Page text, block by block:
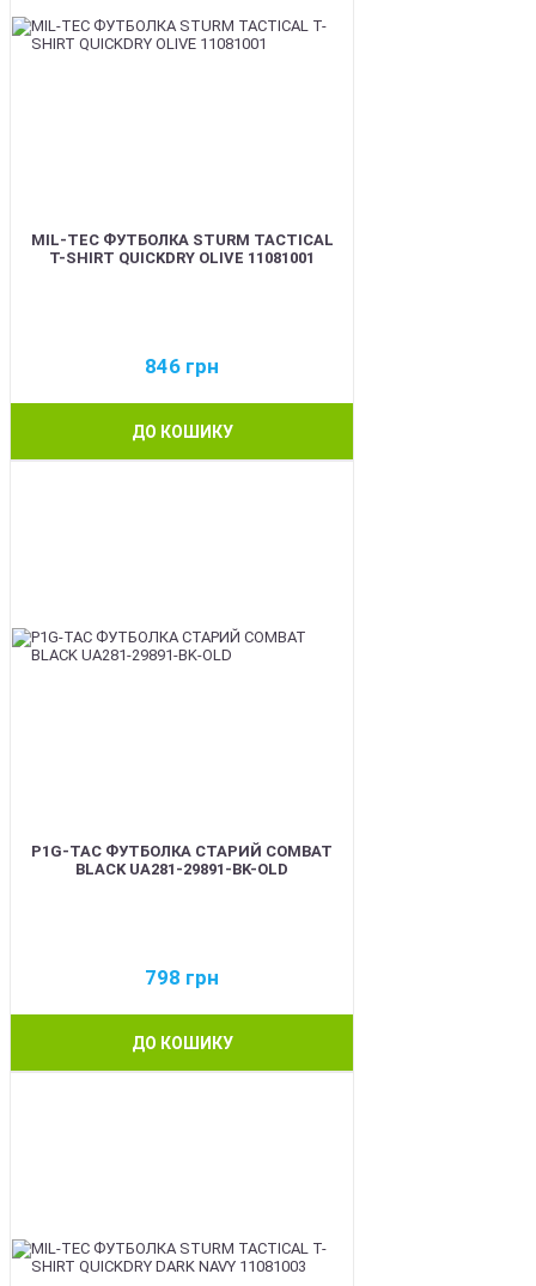
MIL-TEC ФУТБОЛКА STURM TACTICAL
T-SHIRT QUICKDRY OLIVE 11081001
846 грн
ДО КОШИКУ
P1G-TAC ФУТБОЛКА СТАРИЙ COMBAT
BLACK UA281-29891-BK-OLD
798 грн
ДО КОШИКУ